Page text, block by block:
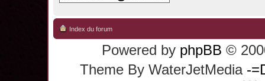
Index du forum
Powered by phpBB ©
Theme By WaterJetMedia -